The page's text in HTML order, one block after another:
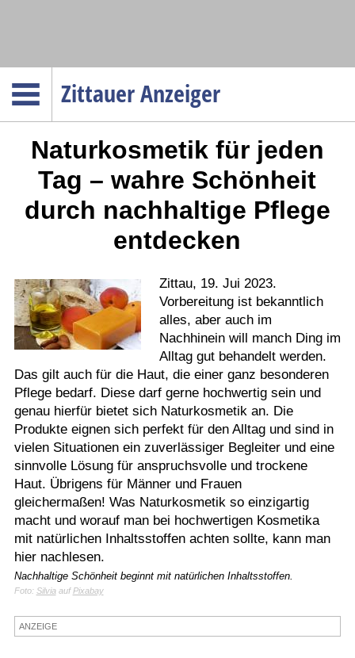
Zittauer Anzeiger
Menüpunkte
Politik
Gesellschaft
Wirtschaft
Gesundheit
Kultur
Sport
Termine
Kostenlos
Naturkosmetik für jeden
Tag – wahre Schönheit
durch nachhaltige Pflege
entdecken
Zittau, 19. Jui 2023.
Vorbereitung ist bekanntlich
alles, aber auch im
Nachhinein will manch Ding im
Alltag gut behandelt werden.
Das gilt auch für die Haut, die einer ganz besonderen
Pflege bedarf. Diese darf gerne hochwertig sein und
genau hierfür bietet sich Naturkosmetik an. Die
Produkte eignen sich perfekt für den Alltag und sind in
vielen Situationen ein zuverlässiger Begleiter und eine
sinnvolle Lösung für anspruchsvolle und trockene
Haut. Übrigens für Männer und Frauen
gleichermaßen! Was Naturkosmetik so einzigartig
macht und worauf man bei hochwertigen Kosmetika
mit natürlichen Inhaltsstoffen achten sollte, kann man
hier nachlesen.
Nachhaltige Schönheit beginnt mit natürlichen Inhaltsstoffen.
Foto: SilviaaufPixabay
ANZEIGE